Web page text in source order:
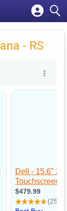
- RS